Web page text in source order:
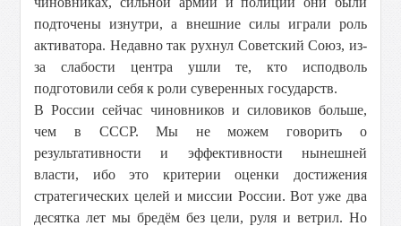
подточены изнутри, а внешние силы играли роль
активатора. Недавно так рухнул Советский Союз, из-
за слабости центра ушли те, кто исподволь
подготовили себя к роли суверенных государств.
В России сейчас чиновников и силовиков больше,
чем в СССР. Мы не можем говорить о
результативности и эффективности нынешней
власти, ибо это критерии оценки достижения
стратегических целей и миссии России. Вот уже два
десятка лет мы бредём без цели, руля и ветрил. Но